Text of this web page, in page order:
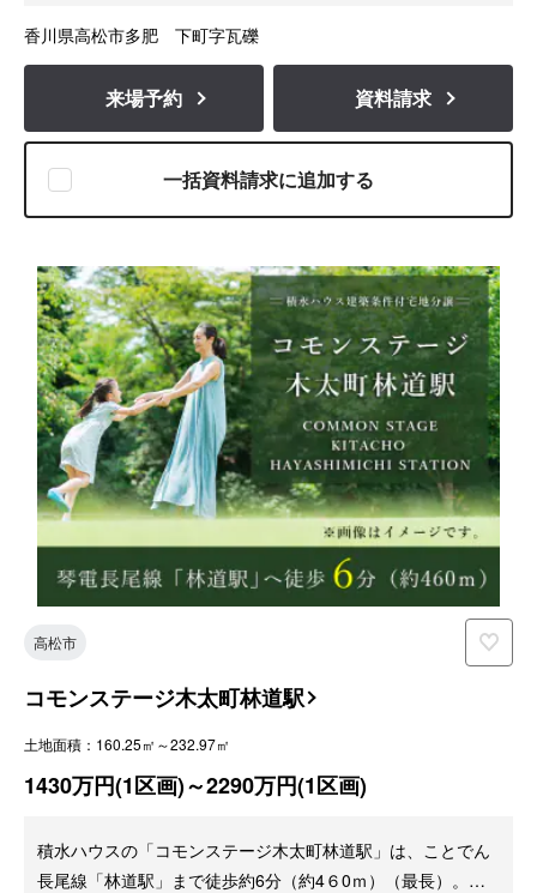
中！！
香川県高松市多肥 下町字瓦礫
来場予約 資料請求
一括資料請求に追加する
高松市
コモンステージ木太町林道駅
土地面積：160.25㎡～232.97㎡
1430万円(1区画)～2290万円(1区画)
積水ハウスの「コモンステージ木太町林道駅」は、ことでん
長尾線「林道駅」まで徒歩約6分（約4６0ｍ）（最長）。瓦